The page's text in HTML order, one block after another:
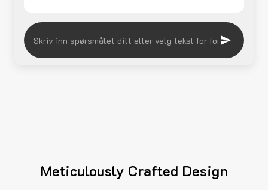
Meticulously Crafted Design